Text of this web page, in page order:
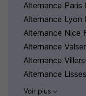
Alternance Paris
Alternance Lyon
Alternance Nice
Alternance
Alternance
Alternance
Voir plus